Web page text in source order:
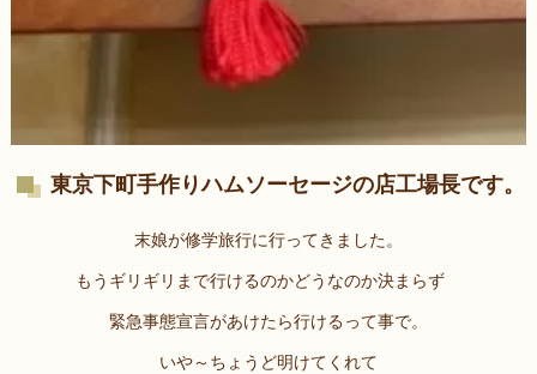
東京下町手作りハムソーセージの店工場長です。
末娘が修学旅行に行ってきました。
もうギリギリまで行けるのかどうなのか決まらず
緊急事態宣言があけたら行けるって事で。
いや～ちょうど明けてくれて